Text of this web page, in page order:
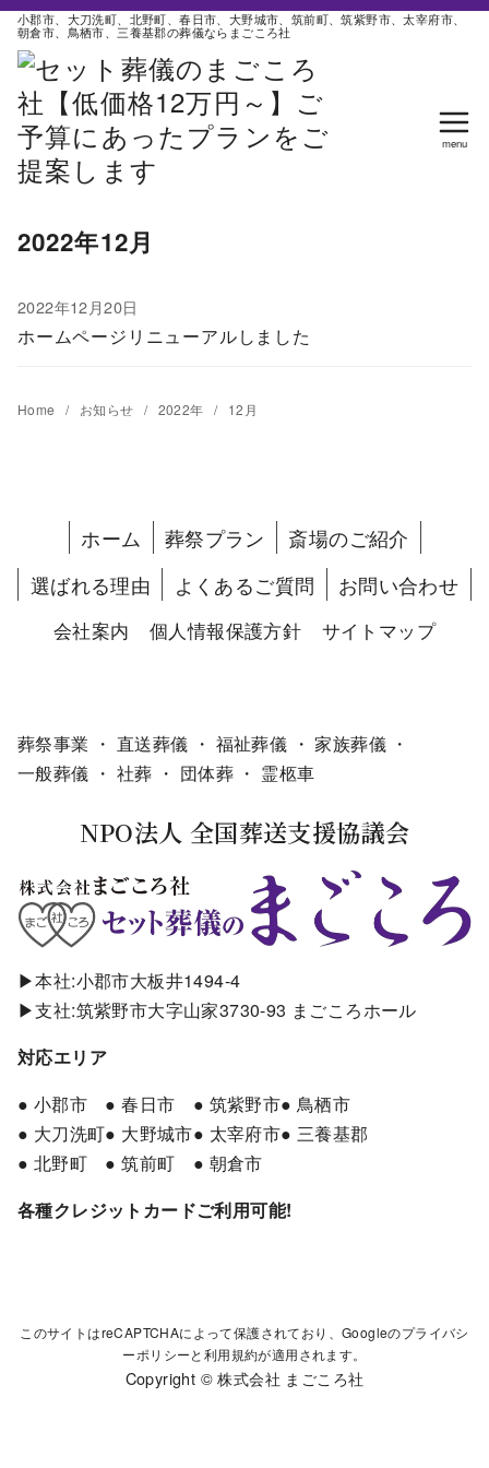
コ小郡市、大刀洗町、北野町、春日市、大野城市、筑前町、筑紫野市、太宰府市、
朝倉市、鳥栖市、三養基郡の葬儀ならまごころ社
2022年12月
2022年12月20日
ホームページリニューアルしました
Home お知らせ 2022年 12月
ホーム 葬祭プラン
斎場のご紹介
選ばれる理由
よくあるご質問 お問い合わせ
会社案内 個人情報保護方針 サイトマップ
葬祭事業 ・ 直送葬儀 ・ 福祉葬儀 ・ 家族葬儀 ・
一般葬儀 ・ 社葬 ・ 団体葬 ・ 霊柩車
NPO法人 全国葬送支援協議会
▶本社:小郡市大板井1494-4
▶支社:筑紫野市大字山家3730-93 まごころホール
対応エリア
● 小郡市
● 大刀洗町
● 北野町
● 春日市
● 大野城市
● 筑前町
● 筑紫野市
● 太宰府市
● 朝倉市
● 鳥栖市
● 三養基郡
各種クレジットカードご利用可能!
このサイトはreCAPTCHAによって保護されており、Googleのプライバシ
ーポリシーと 利用規約が適用されます。
Copyright © 株式会社 まごころ社